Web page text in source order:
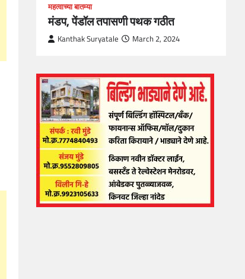
महत्वाच्या बातम्या
मंडप, पेंडॉल तपासणी पथक गठीत
Kanthak Suryatale March 2, 2024